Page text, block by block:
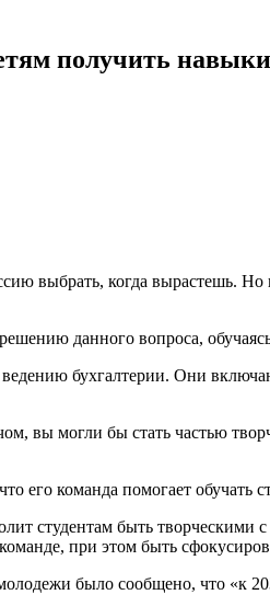
получить
выбрать, когда вырастешь.
данного вопроса,
бухгалтерии. Они
вы могли бы стать частью
его команда помогает
студентам быть творческими
при этом быть
было сообщено, что «к